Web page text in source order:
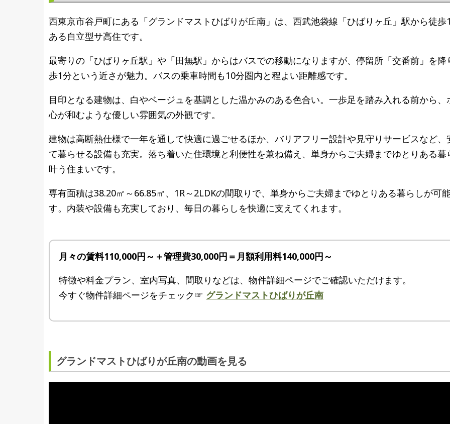
西東京市谷戸町にある「グランドマストひばりが丘南」は、西武池袋線「ひばりヶ丘」駅から徒歩
ある自立型サ高住です。
最寄りの「ひばりヶ丘駅」や「田無駅」からはバスでの移動になりますが、停留所「交番前」を降
歩1分という近さが魅力。バスの乗車時間も10分圏内と程よい距離感です。
目印となる建物は、白やベージュを基調とした温かみのある色合い。一歩足を踏み入れる前から、
心が和むような優しい雰囲気の外観です。
建物は高断熱仕様で一年を通して快適に過ごせるほか、バリアフリー設計や見守りサービスなど、
て暮らせる設備も充実。落ち着いた住環境と利便性を兼ね備え、単身からご夫婦までゆとりある暮
叶う住まいです。
専有面積は38.20㎡～66.85㎡、1R～2LDKの間取りで、単身からご夫婦までゆとりある暮らしが可
す。内装や設備も充実しており、毎日の暮らしを快適に支えてくれます。
月々の賃料110,000円～＋管理費30,000円＝月額利用料140,000円～
特徴や料金プラン、室内写真、間取りなどは、物件詳細ページでご確認いただけます。
今すぐ物件詳細ページをチェック☞ グランドマストひばりが丘南
グランドマストひばりが丘南の動画を見る